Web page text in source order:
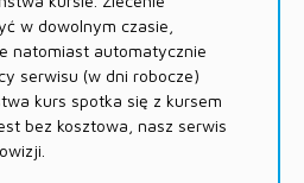
ciągu 2 dni roboczych
wykonany do godziny
na rachunek odbiorcy
w dowolnym czasie,
natomiast automatycznie
serwisu (w dni robocze)
kurs spotka się z kursem
bez kosztowa, nasz serwis